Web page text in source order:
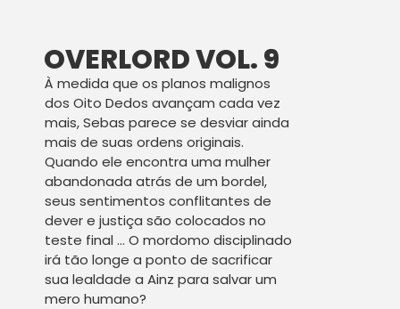
OVERLORD VOL. 9
À medida que os planos malignos
dos Oito Dedos avançam cada vez
mais, Sebas parece se desviar ainda
mais de suas ordens originais.
Quando ele encontra uma mulher
abandonada atrás de um bordel,
seus sentimentos conflitantes de
dever e justiça são colocados no
teste final … O mordomo disciplinado
irá tão longe a ponto de sacrificar
sua lealdade a Ainz para salvar um
mero humano?